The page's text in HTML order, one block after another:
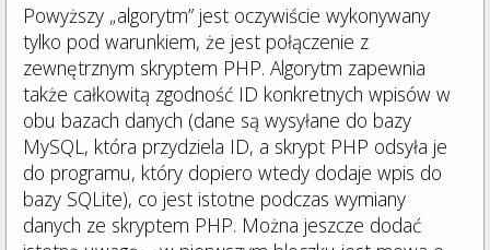
Powyższy „algorytm” jest oczywiście wykonywany
tylko pod warunkiem, że jest połączenie z
zewnętrznym skryptem PHP. Algorytm zapewnia
także całkowitą zgodność ID konkretnych wpisów w
obu bazach danych (dane są wysyłane do bazy
MySQL, która przydziela ID, a skrypt PHP odsyła je
do programu, który dopiero wtedy dodaje wpis do
bazy SQLite), co jest istotne podczas wymiany
danych ze skryptem PHP. Można jeszcze dodać